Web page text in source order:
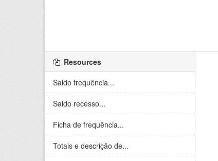
Resources
Saldo frequência...
Saldo recesso...
Ficha de frequência...
Totais e descrição de...